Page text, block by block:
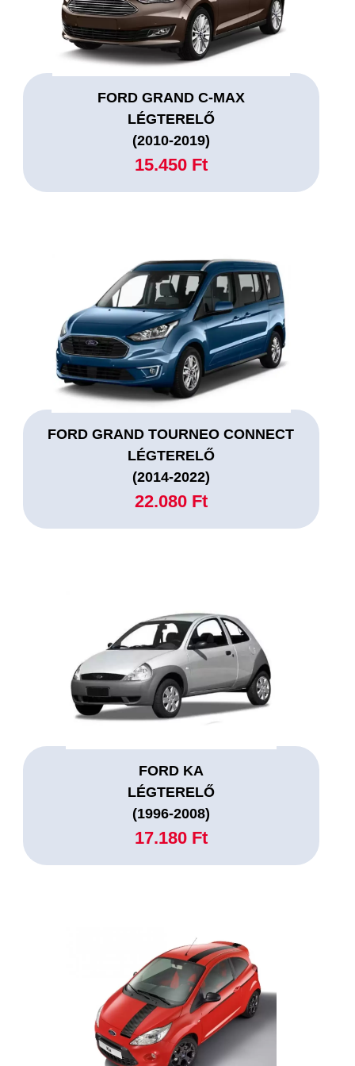
FORD GRAND C-MAX
LÉGTERELŐ
(2010-2019)
15.450 Ft
FORD GRAND TOURNEO CONNECT
LÉGTERELŐ
(2014-2022)
22.080 Ft
FORD KA
LÉGTERELŐ
(1996-2008)
17.180 Ft